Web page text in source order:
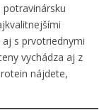
potravinársku
s prvotriednymi
vychádza aj z
nájdete,